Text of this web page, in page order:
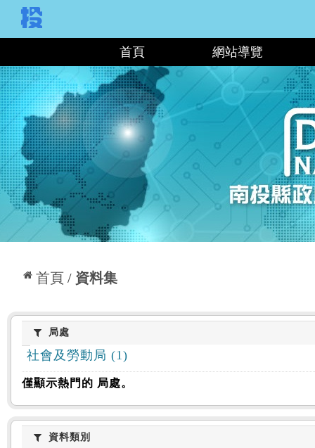
首頁 網站導覽
首頁 資料集
:::
局處局處
社會及勞動局 (1)
僅顯示熱門的 局處。
資料類別
資料類別